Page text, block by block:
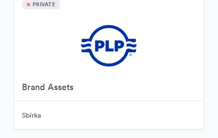
PRIVATE
Brand Assets
Sbírka